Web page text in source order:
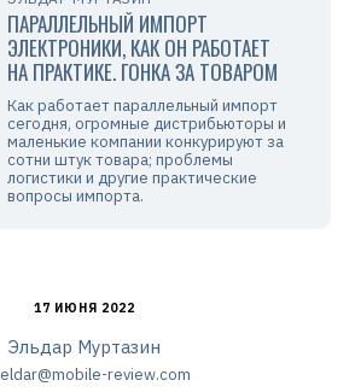
ПАРАЛЛЕЛЬНЫЙ ИМПОРТ
ЭЛЕКТРОНИКИ, КАК ОН РАБОТАЕТ
НА ПРАКТИКЕ. ГОНКА ЗА ТОВАРОМ
Как работает параллельный импорт
сегодня, огромные дистрибьюторы и
маленькие компании конкурируют за
сотни штук товара; проблемы
логистики и другие практические
вопросы импорта.
17 ИЮНЯ 2022
Эльдар Муртазин
eldar@mobile-review.com